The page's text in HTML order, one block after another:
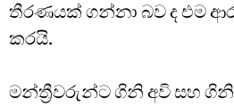
තීරණයක් ගන්නා බව ද එම
කරයි.
මන්ත්‍රීවරුන්ට ගිනි අවි සහ